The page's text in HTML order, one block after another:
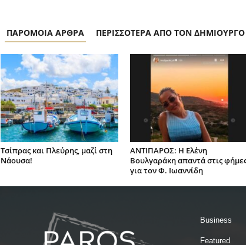
ΠΑΡΟΜΟΙΑ ΑΡΘΡΑ ΠΕΡΙΣΣΟΤΕΡΑ ΑΠΟ ΤΟΝ ΔΗΜΙΟΥΡΓΟ
Τσίπρας και Πλεύρης, μαζί στη
Νάουσα!
ΑΝΤΙΠΑΡΟΣ: Η Ελένη
Βουλγαράκη απαντά στις
για τον Φ. Ιωαννίδη
Business
Featured